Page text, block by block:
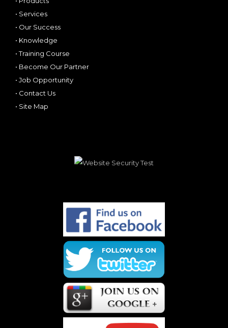
• Services
• Our Success
• Knowledge
•Training Course
• Become Our Partner
• Job Opportunity
• Contact Us
• Site Map